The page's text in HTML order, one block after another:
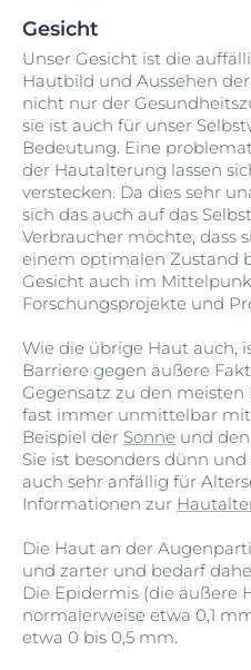
Gesicht
Unser Gesicht ist die
Hautbild und Aussehen
nicht nur der
sie ist auch für unser
Bedeutung. Eine
der Hautalterung lassen
verstecken. Da dies sehr
sich das auch auf das
Verbraucher möchte, dass
einem optimalen Zustand
Gesicht auch im
Forschungsprojekte und
Wie die übrige Haut auch,
Barriere gegen äußere
Gegensatz zu den
fast immer unmittelbar
Beispiel der Sonne und den
Sie ist besonders dünn
auch sehr anfällig für
Informationen zur
Die Haut an der
und zarter und bedarf
Die Epidermis (die äußere
normalerweise etwa 0,1
etwa 0 bis 0,5 mm.